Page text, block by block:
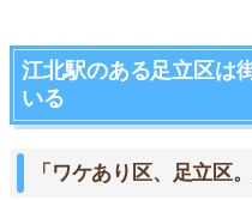
江北駅のある足立区は
いる
「ワケあり区、足立区